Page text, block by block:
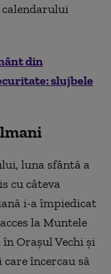
din
slujbele
luna sfântă a
cu câteva
i-a împiedicat
la Muntele
Oraşul Vechi şi
încercau să